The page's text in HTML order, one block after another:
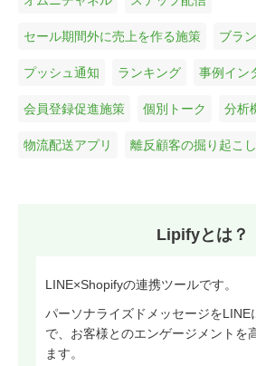
セール期間外に売上を作る施策 ブラ
プッシュ通知 ランキング 事例イン
会員登録促進施策 個別トーク 分析
物流配送アプリ 離反顧客の掘り起こ
Lipifyとは？
LINE×Shopifyの連携ツールです。
パーソナライズドメッセージをLINE
で、お客様とのエンゲージメントを
ます。